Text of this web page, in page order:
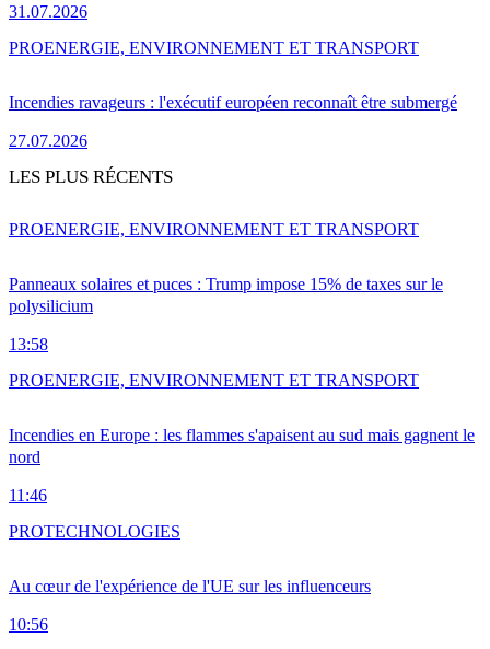
31.07.2026
Incendies ravageurs : l'exécutif européen reconnaît être submergé
27.07.2026
PROENERGIE, ENVIRONNEMENT ET TRANSPORT
LES PLUS RÉCENTS
Panneaux solaires et puces : Trump impose 15% de taxes sur le
polysilicium
13:58
PROENERGIE, ENVIRONNEMENT ET TRANSPORT
Incendies en Europe : les flammes s'apaisent au sud mais gagnent le
nord
11:46
PROENERGIE, ENVIRONNEMENT ET TRANSPORT
Au cœur de l'expérience de l'UE sur les influenceurs
10:56
PROTECHNOLOGIES